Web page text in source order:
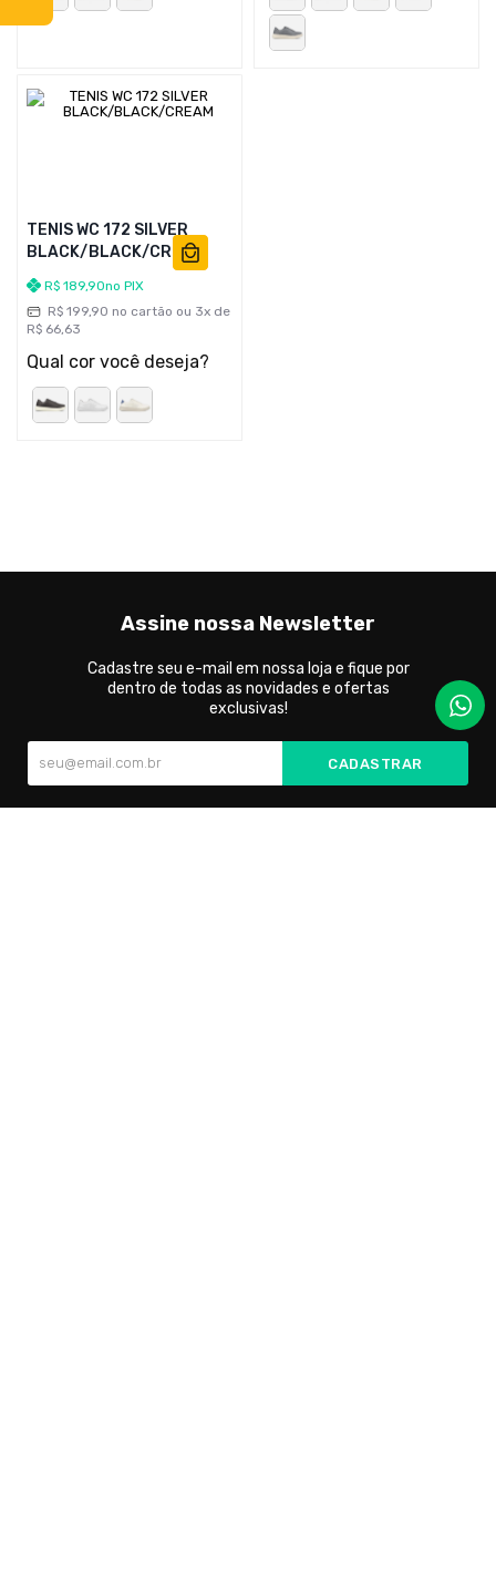
TENIS WC 172 SILVER
BLACK/BLACK/CREAM
R$ 189,90no PIX
R$ 199,90 no cartão ou 3x de
R$ 66,63
Qual cor você deseja?
Assine nossa Newsletter
Cadastre seu e-mail em nossa loja e fique por
dentro de todas as novidades e ofertas
exclusivas!
CADASTRAR